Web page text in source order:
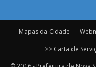
Mapas da Cidade
>> Carta de